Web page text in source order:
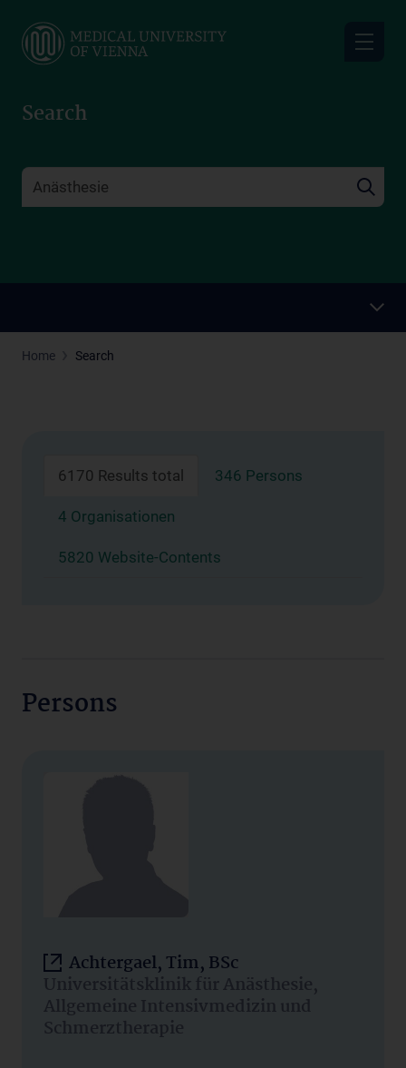
main
Search
Home Search
6170 Results total 346 Persons
4 Organisationen
5820 Website-Contents
Persons
Achtergael, Tim, BSc
Universitätsklinik für Anästhesie,
Allgemeine Intensivmedizin und
Schmerztherapie